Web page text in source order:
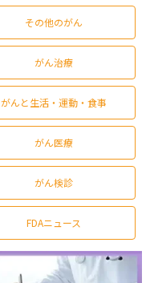
その他のがん
がん治療
がんと生活・運動・食事
がん医療
がん検診
FDAニュース